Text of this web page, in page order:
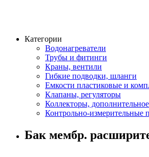
Категории
Водонагреватели
Трубы и фитинги
Краны, вентили
Гибкие подводки, шланги
Емкости пластиковые и
Клапаны, регуляторы
Коллекторы,
Контрольно-измерительные
Бак мембр.